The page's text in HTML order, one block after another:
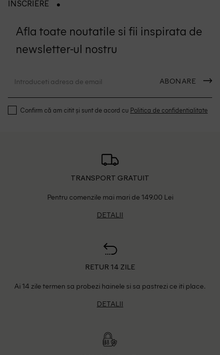
INSCRIERE
Afla toate noutatile si fii inspirata de
newsletter-ul nostru
ABONARE
Confirm că am citit și sunt de acord cu Politica de confidentialitate
TRANSPORT GRATUIT
Pentru comenzile mai mari de 149.00 Lei
DETALII
RETUR 14 ZILE
Ai 14 zile termen sa probezi hainele si sa pastrezi ce iti place.
DETALII